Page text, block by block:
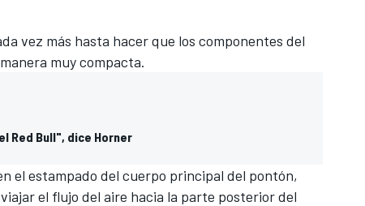
vez más hasta hacer que los componentes del
muy compacta.
Red Bull", dice Horner
el estampado del cuerpo principal del pontón,
el flujo del aire hacia la parte posterior del